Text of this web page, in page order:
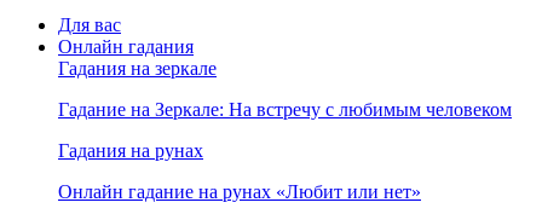
Для вас
Онлайн гадания
Гадания на зеркале
Гадание на Зеркале: На встречу с любимым человеком
Гадания на рунах
Онлайн гадание на рунах «Любит или нет»